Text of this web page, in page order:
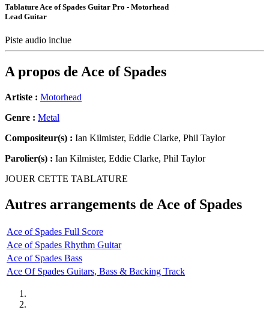
Tablature Ace of Spades Guitar Pro - Motorhead
Lead Guitar
Piste audio inclue
A propos de Ace of Spades
Artiste : Motorhead
Genre : Metal
Compositeur(s) : Ian Kilmister, Eddie Clarke, Phil Taylor
Parolier(s) : Ian Kilmister, Eddie Clarke, Phil Taylor
JOUER CETTE TABLATURE
Autres arrangements de Ace of Spades
Ace of Spades Full Score
Ace of Spades Rhythm Guitar
Ace of Spades Bass
Ace Of Spades Guitars, Bass & Backing Track